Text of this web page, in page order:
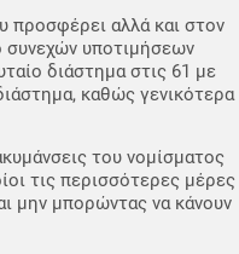
προσφέρει αλλά και στον
συνεχών υποτιμήσεων
διάστημα στις 61 με
καθώς γενικότερα
του νομίσματος
τις περισσότερες μέρες
μην μπορώντας να κάνουν